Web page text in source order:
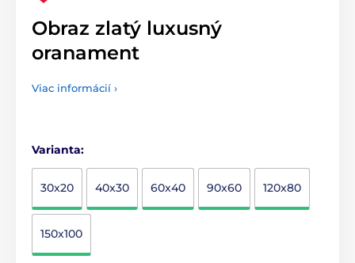
Obraz zlatý luxusný
oranament
Viac informácií ›
Varianta:
30x20 40x30 60x40 90x60 120x80
150x100